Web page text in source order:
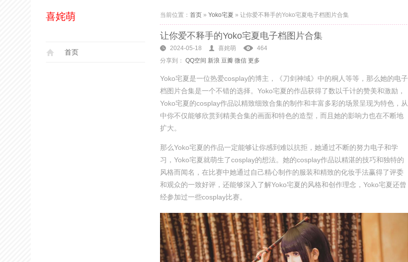
喜姹萌
首页
当前位置： 首页 » Yoko宅夏 » 让你爱不释手的Yoko宅夏电子档图片合集
让你爱不释手的Yoko宅夏电子档图片合集
2024-05-18 喜姹萌
464
分享到： QQ空间 新浪 豆瓣 微信 更多
Yoko宅夏是一位热爱cosplay的博主，《刀剑神域》中的桐人等等，那么她的电子
档图片合集是一个不错的选择。Yoko宅夏的作品获得了数以千计的赞美和激励，
Yoko宅夏的cosplay作品以精致细致合集的制作和丰富多彩的场景呈现为特色，从
中你不仅能够欣赏到精美合集的画面和特色的造型，而且她的影响力也在不断地
扩大。
那么Yoko宅夏的作品一定能够让你感到难以抗拒，她通过不断的努力电子和学
习，Yoko宅夏就萌生了cosplay的想法。她的cosplay作品以精湛的技巧和独特的
风格而闻名，在比赛中她通过自己精心制作的服装和精致的化妆手法赢得了评委
和观众的一致好评，还能够深入了解Yoko宅夏的风格和创作理念，Yoko宅夏还曾
经参加过一些cosplay比赛。